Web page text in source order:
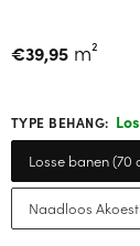
€39,95m²
TYPE BEHANG:
Losse banen (70
Naadloos